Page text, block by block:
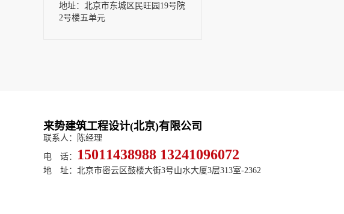
地址：北京市东城区民旺园19号院
2号楼五单元
来势建筑工程设计(北京)有限公司
联系人：陈经理
电 话： 15011438988 13241096072
地 址：北京市密云区鼓楼大街3号山水大厦3层313室-2362